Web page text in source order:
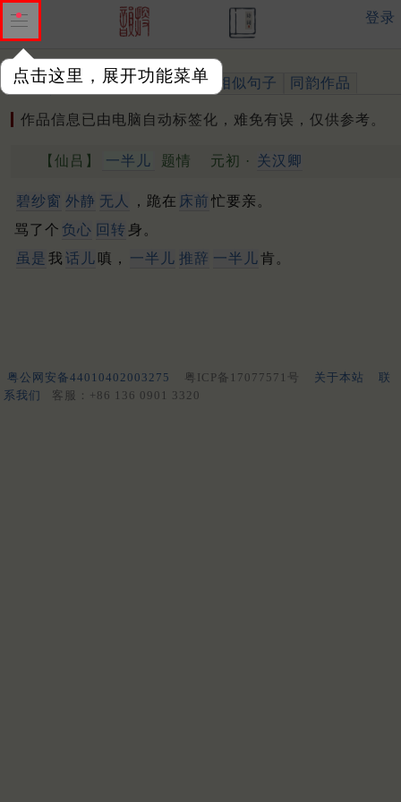
点击这里，展开功能菜单
登录
作品 标注四声 出处、引用 相似句子 同韵作品
作品信息已由电脑自动标签化，难免有误，仅供参考。
【仙吕】 一半儿 题情 元初 · 关汉卿
碧纱窗 外静 无人 ，跪在 床前 忙要亲。
骂了个 负心 回转 身。
虽是 我 话儿 嗔， 一半儿 推辞 一半儿肯。
粤公网安备44010402003275 粤ICP备17077571号 关于本站
联
系我们
客服：+86 136 0901 3320